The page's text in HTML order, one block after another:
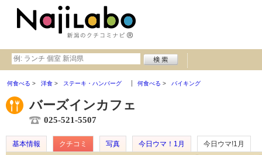
何食べる 洋食 ステーキ・ハンバーグ 何食べる バイキング
バーズインカフェ
025-521-5507
基本情報 クチコミ 写真 今日ウマ！1月
今日ウマ!1月